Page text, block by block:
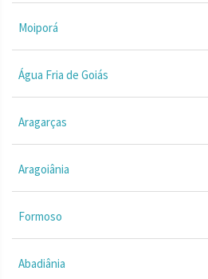
Moiporá
Água Fria de Goiás
Aragarças
Aragoiânia
Formoso
Abadiânia